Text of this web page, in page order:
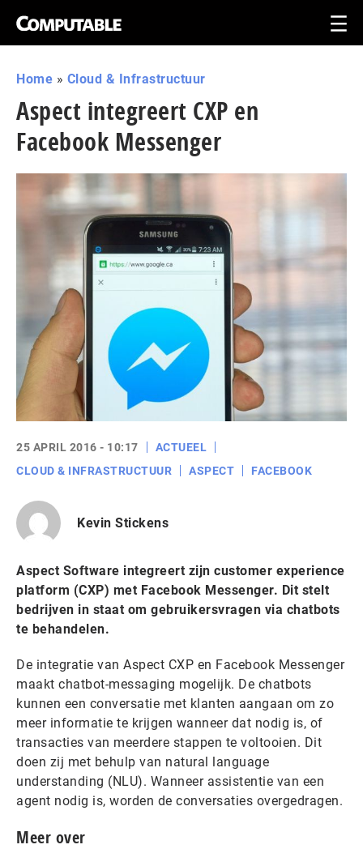
Home » Cloud & Infrastructuur
Aspect integreert CXP en
Facebook Messenger
25 APRIL 2016 - 10:17
ACTUEEL
CLOUD & INFRASTRUCTUUR
ASPECT FACEBOOK
Kevin Stickens
Aspect Software integreert zijn customer experience
platform (CXP) met Facebook Messenger. Dit stelt
bedrijven in staat om gebruikersvragen via chatbots
te behandelen.
De integratie van Aspect CXP en Facebook Messenger
maakt chatbot-messaging mogelijk. De chatbots
kunnen een conversatie met klanten aangaan om zo
meer informatie te krijgen wanneer dat nodig is, of
transacties van meerdere stappen te voltooien. Dit
doen zij met behulp van natural language
understanding (NLU). Wanneer assistentie van een
agent nodig is, worden de conversaties overgedragen.
Meer over